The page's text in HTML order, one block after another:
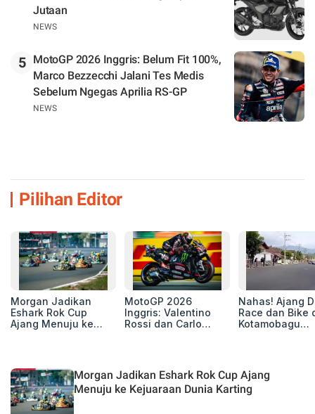
Jutaan
NEWS
5
MotoGP 2026 Inggris: Belum Fit 100%,
Marco Bezzecchi Jalani Tes Medis
Sebelum Ngegas Aprilia RS-GP
NEWS
Pilihan Editor
Morgan Jadikan
Eshark Rok Cup
Ajang Menuju ke
MotoGP 2026
Inggris: Valentino
Rossi dan Carlo
Bezzecchi
Nahas! Ajang
Race dan Bike
Kotamobagu
Morgan Jadikan Eshark Rok Cup Ajang
Menuju ke Kejuaraan Dunia Karting